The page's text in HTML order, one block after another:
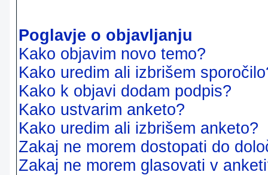
Poglavje o objavljanju
Kako objavim novo temo?
Kako uredim ali izbrišem
Kako k objavi dodam podpis?
Kako ustvarim anketo?
Kako uredim ali izbrišem anketo?
Zakaj ne morem dostopati do
Zakaj ne morem glasovati v